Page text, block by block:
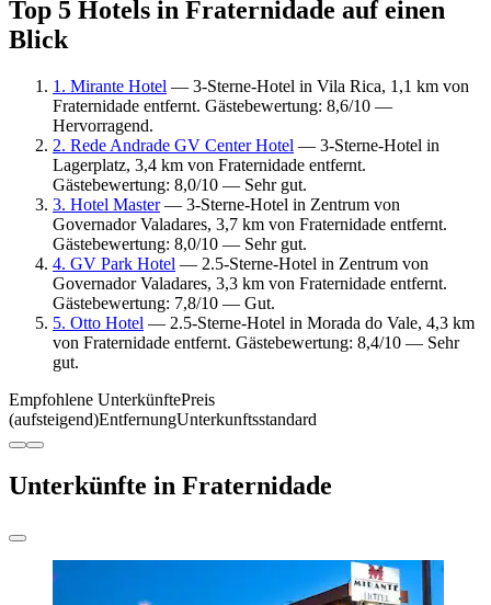
Top 5 Hotels in Fraternidade auf einen
Blick
1. Mirante Hotel — 3-Sterne-Hotel in Vila Rica, 1,1 km von
Fraternidade entfernt. Gästebewertung: 8,6/10 —
Hervorragend.
2. Rede Andrade GV Center Hotel — 3-Sterne-Hotel in
Lagerplatz, 3,4 km von Fraternidade entfernt.
Gästebewertung: 8,0/10 — Sehr gut.
3. Hotel Master— 3-Sterne-Hotel in Zentrum von
Governador Valadares, 3,7 km von Fraternidade entfernt.
Gästebewertung: 8,0/10 — Sehr gut.
4. GV Park Hotel — 2.5-Sterne-Hotel in Zentrum von
Governador Valadares, 3,3 km von Fraternidade entfernt.
Gästebewertung: 7,8/10 — Gut.
5. Otto Hotel — 2.5-Sterne-Hotel in Morada do Vale, 4,3 km
von Fraternidade entfernt. Gästebewertung: 8,4/10 — Sehr
gut.
Empfohlene UnterkünftePreis
(aufsteigend)EntfernungUnterkunftsstandard
Unterkünfte in Fraternidade